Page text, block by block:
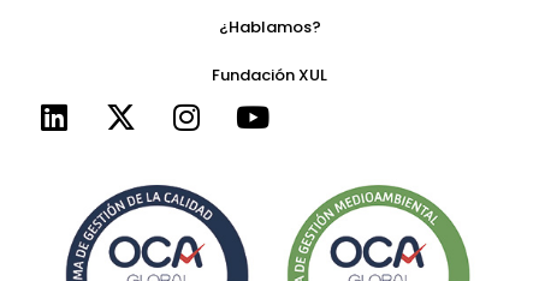
¿Hablamos?
Fundación XUL